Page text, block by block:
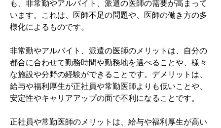
も、非常勤やアルバイト、派遣の医師の需要が高まって
います。これは、医師不足の問題や、医師の働き方の多
様化によるものです。
非常勤やアルバイト、派遣の医師のメリットは、自分の
都合に合わせて勤務時間や勤務地を選べることや、様々
な施設や分野の経験ができることです。デメリットは、
給与や福利厚生が正社員や常勤医師よりも低いことや、
安定性やキャリアアップの面で不利になることです。
正社員や常勤医師のメリットは、給与や福利厚生が高い